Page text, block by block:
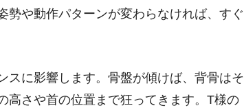
勢や動作パターンが変わらなければ、すぐ
スに影響します。骨盤が傾けば、背骨はそ
高さや首の位置まで狂ってきます。T様の